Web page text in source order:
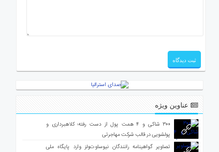
عناوین ویژه
۳۰۰ شاکی و ۴ همت پول از دست رفته؛ کلاهبرداری و
پولشویی در قالب شرکت مهاجرتی
تصاویر گواهینامه رانندگان نیوساوت‌ولز وارد پایگاه ملی